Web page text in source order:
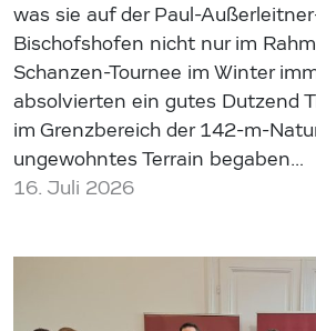
was sie auf der Paul-
Bischofshofen nicht nur im
Schanzen-Tournee im Winter
absolvierten ein gutes Dutzend
im Grenzbereich der 142-m-
ungewohntes Terrain begaben…
16. Juli 2026